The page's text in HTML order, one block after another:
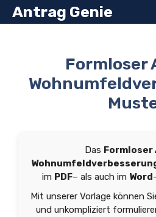
Zum
InhaltAntrag Genie
Formloser
Das Formloser
im PDF– als auch im Word
Mit unserer Vorlage können
und unkompliziert